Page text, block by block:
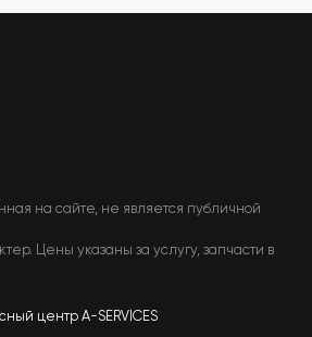
на сайте, не является публичной
Цены указаны за услугу, запчасти в
центр A-SERVICES